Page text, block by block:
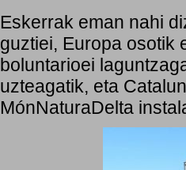
Eskerrak eman nahi
guztiei, Europa osotik
boluntarioei
uzteagatik, eta
MónNaturaDelta